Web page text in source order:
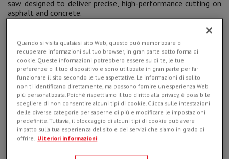
saw designed to deliver precise, high-performance cutting on
asphalt and concrete.
Quando si visita qualsiasi sito Web, questo può memorizzare o
recuperare informazioni sul tuo browser, in gran parte sotto forma di
cookie. Queste informazioni potrebbero essere su di te, le tue
preferenze o il tuo dispositivo e sono utilizzate in gran parte per far
funzionare il sito secondo le tue aspettative. Le informazioni di solito
non ti identificano direttamente, ma possono fornire un'esperienza Web
più personalizzata. Poiché rispettiamo il tuo diritto alla privacy, è possibile
scegliere di non consentire alcuni tipi di cookie. Clicca sulle intestazioni
delle diverse categorie per saperne di più e modificare le impostazioni
predefinite. Tuttavia, il bloccaggio di alcuni tipi di cookie può avere
impatto sulla tua esperienza del sito e dei servizi che siamo in grado di
offrire. Ulteriori informazioni